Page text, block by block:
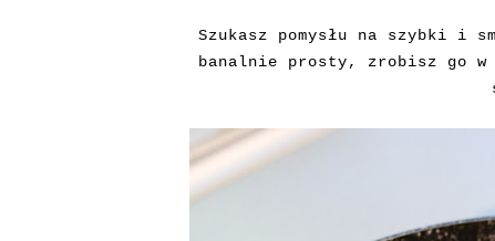
Szukasz pomysłu na szybki i
banalnie prosty, zrobisz go